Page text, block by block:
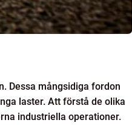
Dessa mångsidiga fordon
laster. Att förstå de olika
industriella operationer.